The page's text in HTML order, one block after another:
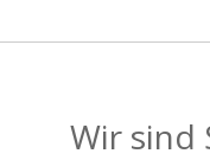
Wir sind